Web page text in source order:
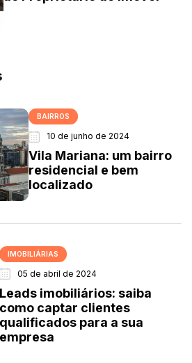
BAIRROS
10 de junho de 2024
Vila Mariana: um bairro
residencial e bem
localizado
IMOBILIÁRIAS
05 de abril de 2024
Leads imobiliários: saiba
como captar clientes
para a sua
empresa